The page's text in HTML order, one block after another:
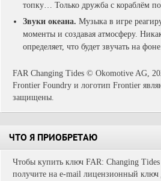
топку… Только дружба с кораблём
Звуки океана. Музыка в игре
моменты и создавая атмосферу.
определяет, что будет звучать на
FAR Changing Tides © Okomotive AG,
Frontier Foundry и логотип Frontier
защищены.
ЧТО Я ПРИОБРЕТАЮ
Чтобы купить ключ FAR: Changing
получите на e-mail лицензионный ключ